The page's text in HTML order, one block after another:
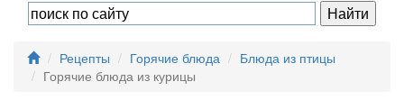
Рецепты Горячие блюда
Блюда из птицы
Горячие блюда из курицы